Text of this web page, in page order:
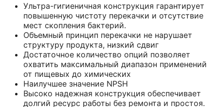
Ультра-гигиеничная конструкция гарантирует
повышенную чистоту перекачки и отсутствие
мест скопления бактерий.
Объемный принцип перекачки не нарушает
структуру продукта, низкий сдвиг
Достаточное количество опций позволяет
охватить максимальный диапазон применений
от пищевых до химических
Наилучшее значение NPSH
Высоко надежная конструкция обеспечивает
долгий ресурс работы без ремонта и простоя.